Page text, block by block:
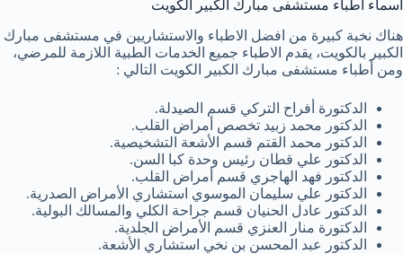
اسماء أطباء مستشفى مبارك الكبير الكويت
هناك نخبة كبيرة من افضل الاطباء والاستشاريين في مستشفى مبارك
الكبير بالكويت، يقدم الاطباء جميع الخدمات الطبية اللازمة للمرضي،
ومن أطباء مستشفى مبارك الكبير الكويت التالي :
الدكتورة أفراح التركي قسم الصيدلة.
الدكتور محمد زبيد تخصص أمراض القلب.
الدكتور محمد القتم قسم الأشعة التشخيصية.
الدكتور علي قطان رئيس وحدة كبا السن.
الدكتور فهد الهاجري قسم أمراض القلب.
الدكتور علي سليمان الموسوي استشاري الأمراض الصدرية.
الدكتور عادل الحنيان قسم جراحة الكلي والمسالك البولية.
الدكتورة منار العنزي قسم الأمراض الجلدية.
الدكتور عبد المحسن بن نخي استشاري الأشعة.